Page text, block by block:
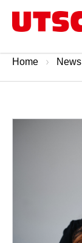
Home News